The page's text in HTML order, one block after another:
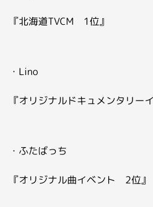
『北海道TVCM 1位』
・Lino
『オリジナルドキュメンタリー
・ふたばっち
『オリジナル曲イベント 2位』